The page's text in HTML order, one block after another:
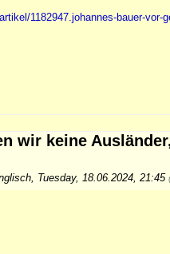
1182947.johannes-bauer-
wir keine
, Tuesday, 18.06.2024, 21:45